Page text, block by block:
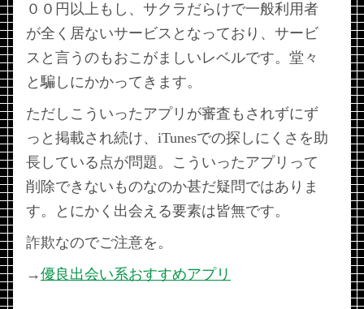
００円以上もし、サクラだらけで一般利用者
が全く居ないサービスとなっており、サービ
スと言うのもおこがましいレベルです。堂々
と騙しにかかってきます。
ただしこういったアプリが審査もされずにず
っと掲載され続け、iTunesでの探しにくさを助
長している点が問題。こういったアプリって
削除できないものなのか甚だ疑問ではありま
す。とにかく出会える要素は皆無です。
詐欺なのでご注意を。
→優良出会い系おすすめアプリ